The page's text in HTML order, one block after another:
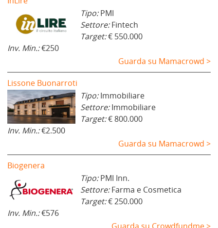
Tipo:PMI
Settore:Fintech
Target:€ 550.000
Inv. Min.:€250
Guarda su Mamacrowd >
Lissone Buonarroti
Tipo:Immobiliare
Settore:Immobiliare
Target:€ 800.000
Inv. Min.:€2.500
Guarda su Mamacrowd >
Biogenera
Tipo:PMI Inn.
Settore:Farma e Cosmetica
Target:€ 250.000
Inv. Min.:€576